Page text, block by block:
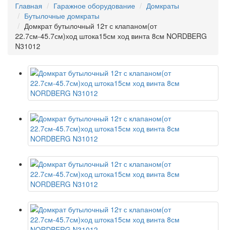
Главная Гаражное оборудование
Домкраты
Бутылочные домкраты
Домкрат бутылочный 12т с клапаном(от
22.7см-45.7см)ход штока15см ход винта 8см NORDBERG
N31012